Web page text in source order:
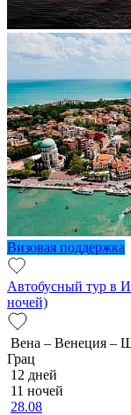
Визовая поддержка
Автобусный тур в
ночей)
Вена – Венеция –
Грац
12 дней
11 ночей
28.08